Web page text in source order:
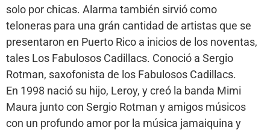
solo por chicas. Alarma también sirvió como
teloneras para una grán cantidad de artistas que se
presentaron en Puerto Rico a inicios de los noventas,
tales Los Fabulosos Cadillacs. Conoció a Sergio
Rotman, saxofonista de los Fabulosos Cadillacs.
En 1998 nació su hijo, Leroy, y creó la banda Mimi
Maura junto con Sergio Rotman y amigos músicos
con un profundo amor por la música jamaiquina y